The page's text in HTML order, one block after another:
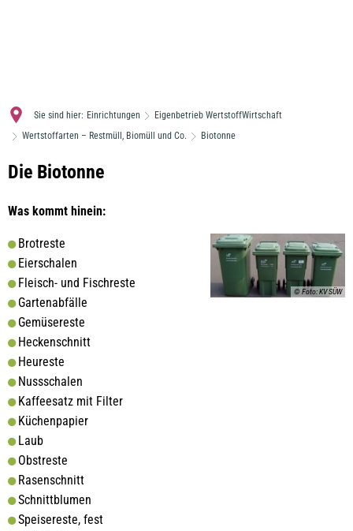
Sie sind hier: Einrichtungen
Eigenbetrieb WertstoffWirtschaft
Wertstoffarten – Restmüll, Biomüll und Co.
Biotonne
Biotonne
Die Biotonne
Was kommt hinein:
© Foto: KV SÜW
Brotreste
Eierschalen
Fleisch- und Fischreste
Gartenabfälle
Gemüsereste
Heckenschnitt
Heureste
Nussschalen
Kaffeesatz mit Filter
Küchenpapier
Laub
Obstreste
Rasenschnitt
Schnittblumen
Speisereste, fest